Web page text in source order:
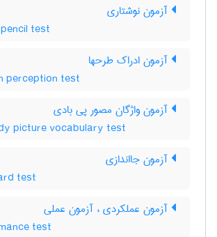
آزمون نوشتاری
test
آزمون ادراک طرحها
perception test
آزمون واژگان مصور پی بادی
picture vocabulary test
آزمون جااندازی
test
آزمون عملکردی ، آزمون عملی
test